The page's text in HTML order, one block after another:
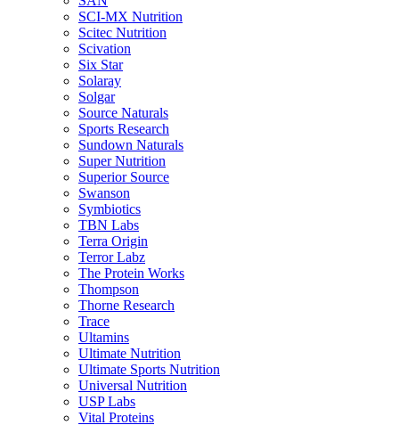
SCI-MX Nutrition
Scitec Nutrition
Scivation
Six Star
Solaray
Solgar
Source Naturals
Sports Research
Sundown Naturals
Super Nutrition
Superior Source
Swanson
Symbiotics
TBN Labs
Terra Origin
Terror Labz
The Protein Works
Thompson
Thorne Research
Trace
Ultamins
Ultimate Nutrition
Ultimate Sports Nutrition
Universal Nutrition
USP Labs
Vital Proteins